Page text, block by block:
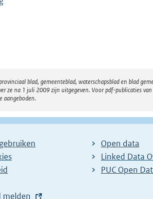
blad, gemeenteblad, waterschapsblad en blad
ze na 1 juli 2009 zijn uitgegeven. Voor pdf-publicaties
aangeboden.
melden
Open data
Linked Data
PUC Open